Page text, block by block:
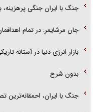
جنگ با ایران جنگی پرهزینه،
جان مرشایمر: در تمام
بازار انرژی دنیا در آستانه
بدون شرح
جنگ با ایران، احمقانه‌ترین